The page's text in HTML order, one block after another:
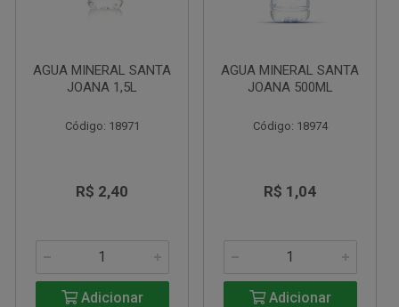
AGUA MINERAL SANTA
JOANA 1,5L
Código: 18971
R$ 2,40
Adicionar
AGUA MINERAL SANTA
JOANA 500ML
Código: 18974
R$ 1,04
Adicionar